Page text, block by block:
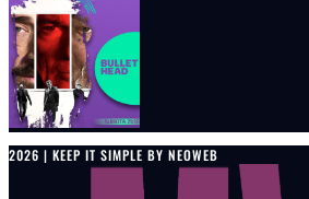
2026 | KEEP IT SIMPLE BY NEOWEB